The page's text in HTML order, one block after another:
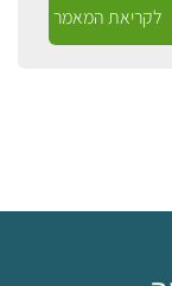
לקריאת המאמר